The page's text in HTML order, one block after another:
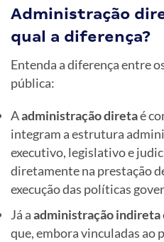
Administração
qual a diferença?
Entenda a diferença entre
pública:
Aadministração diretaé
integram a estrutura
executivo, legislativo e
diretamente na prestação
execução das políticas
Já aadministração indireta
que, embora vinculadas ao